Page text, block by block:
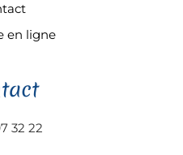
en ligne
32 22